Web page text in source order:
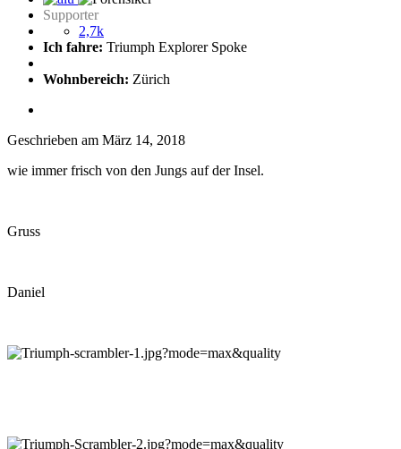
Supporter
2,7k
Ich fahre: Triumph Explorer Spoke
Wohnbereich: Zürich
Geschrieben am März 14, 2018
wie immer frisch von den Jungs auf der Insel.
Gruss
Daniel